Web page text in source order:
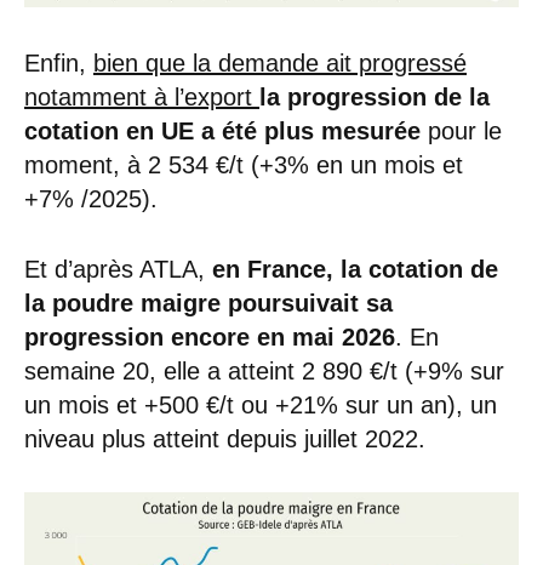
Enfin, bien que la demande ait progressé
notamment à l’export la progression de la
cotation en UE a été plus mesurée pour le
moment, à 2 534 €/t (+3% en un mois et
+7% /2025).
Et d’après ATLA, en France, la cotation de
la poudre maigre poursuivait sa
progression encore en mai 2026. En
semaine 20, elle a atteint 2 890 €/t (+9% sur
un mois et +500 €/t ou +21% sur un an), un
niveau plus atteint depuis juillet 2022.